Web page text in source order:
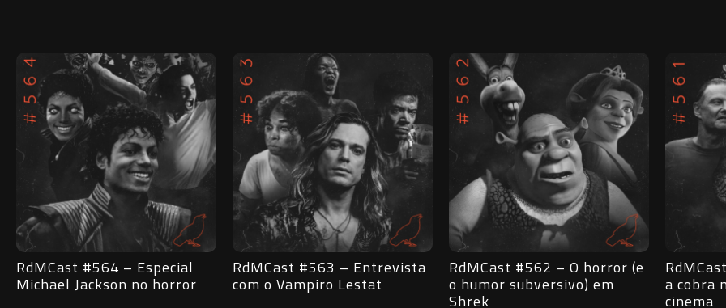
RdMCast #563 – Entrevista
com o Vampiro Lestat
RdMCast #562 – O horror (e
o humor subversivo) em
RdMCast #561 – Anaconda:
a cobra mais famosa do
cinema Widow’s